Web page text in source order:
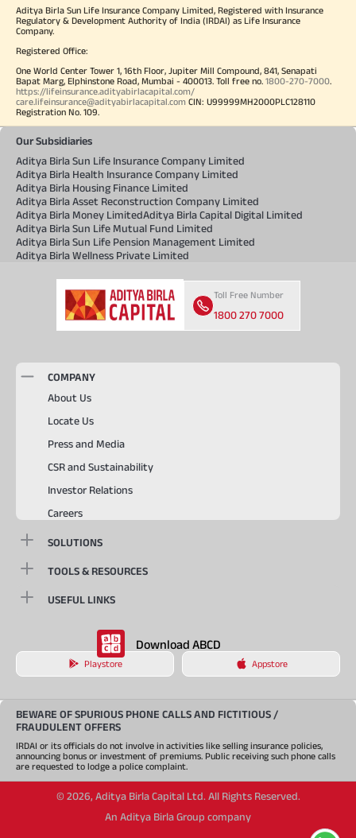
Aditya Birla Sun Life Insurance Company Limited, Registered with Insurance
Regulatory & Development Authority of India (IRDAI) as Life Insurance
Company.
Registered Office:
One World Center Tower 1, 16th Floor, Jupiter Mill Compound, 841, Senapati
Bapat Marg, Elphinstone Road, Mumbai - 400013. Toll free no. 1800-270-7000
https://lifeinsurance.adityabirlacapital.com/
care.lifeinsurance@adityabirlacapital.com CIN: U99999MH2000PLC128110
Registration No. 109.
Our Subsidiaries
Aditya Birla Sun Life Insurance Company Limited
Aditya Birla Health Insurance Company Limited
Aditya Birla Housing Finance Limited
Aditya Birla Asset Reconstruction Company Limited
Aditya Birla Money LimitedAditya Birla Capital Digital Limited
Aditya Birla Sun Life Mutual Fund Limited
Aditya Birla Sun Life Pension Management Limited
Aditya Birla Wellness Private Limited
Toll Free Number
1800 270 7000
COMPANY
About Us
Locate Us
Press and Media
CSR and Sustainability
Investor Relations
Careers
SOLUTIONS
TOOLS & RESOURCES
USEFUL LINKS
Download ABCD
Playstore Appstore
BEWARE OF SPURIOUS PHONE CALLS AND FICTITIOUS /
FRAUDULENT OFFERS
IRDAI or its officials do not involve in activities like selling insurance policies,
announcing bonus or investment of premiums. Public receiving such phone calls
are requested to lodge a police complaint.
© 2026, Aditya Birla Capital Ltd. All Rights Reserved.
An Aditya Birla Group company